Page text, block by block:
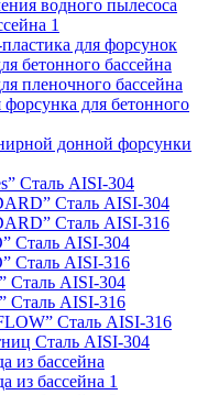
водного пылесоса
1
для форсунок
бетонного бассейна
пленочного бассейна
для бетонного
донной форсунки
Сталь AISI-304
Сталь AISI-304
Сталь AISI-316
Сталь AISI-304
Сталь AISI-316
Сталь AISI-304
Сталь AISI-316
Сталь AISI-316
Сталь AISI-304
из бассейна
из бассейна 1